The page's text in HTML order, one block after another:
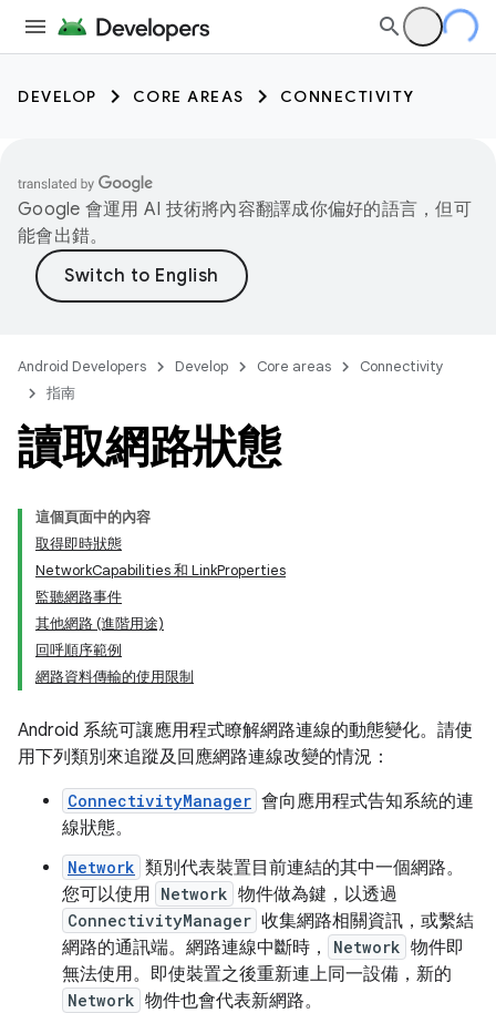
DEVELOP CORE AREAS CONNECTIVITY
Google 會運用 AI 技術將內容翻譯成你偏好的語言，但可
能會出錯。
Android Developers Develop Core areas
Connectivity
指南
讀取網路狀態
這個頁面中的內容
取得即時狀態
NetworkCapabilities 和 LinkProperties
監聽網路事件
其他網路 (進階用途)
回呼順序範例
網路資料傳輸的使用限制
Android 系統可讓應用程式瞭解網路連線的動態變化。請使
用下列類別來追蹤及回應網路連線改變的情況：
ConnectivityManager 會向應用程式告知系統的連
線狀態。
Network 類別代表裝置目前連結的其中一個網路。
您可以使用 Network 物件做為鍵，以透過
ConnectivityManager 收集網路相關資訊，或繫結
網路的通訊端。網路連線中斷時，
Network 物件即
無法使用。即使裝置之後重新連上同一設備，新的
Network 物件也會代表新網路。